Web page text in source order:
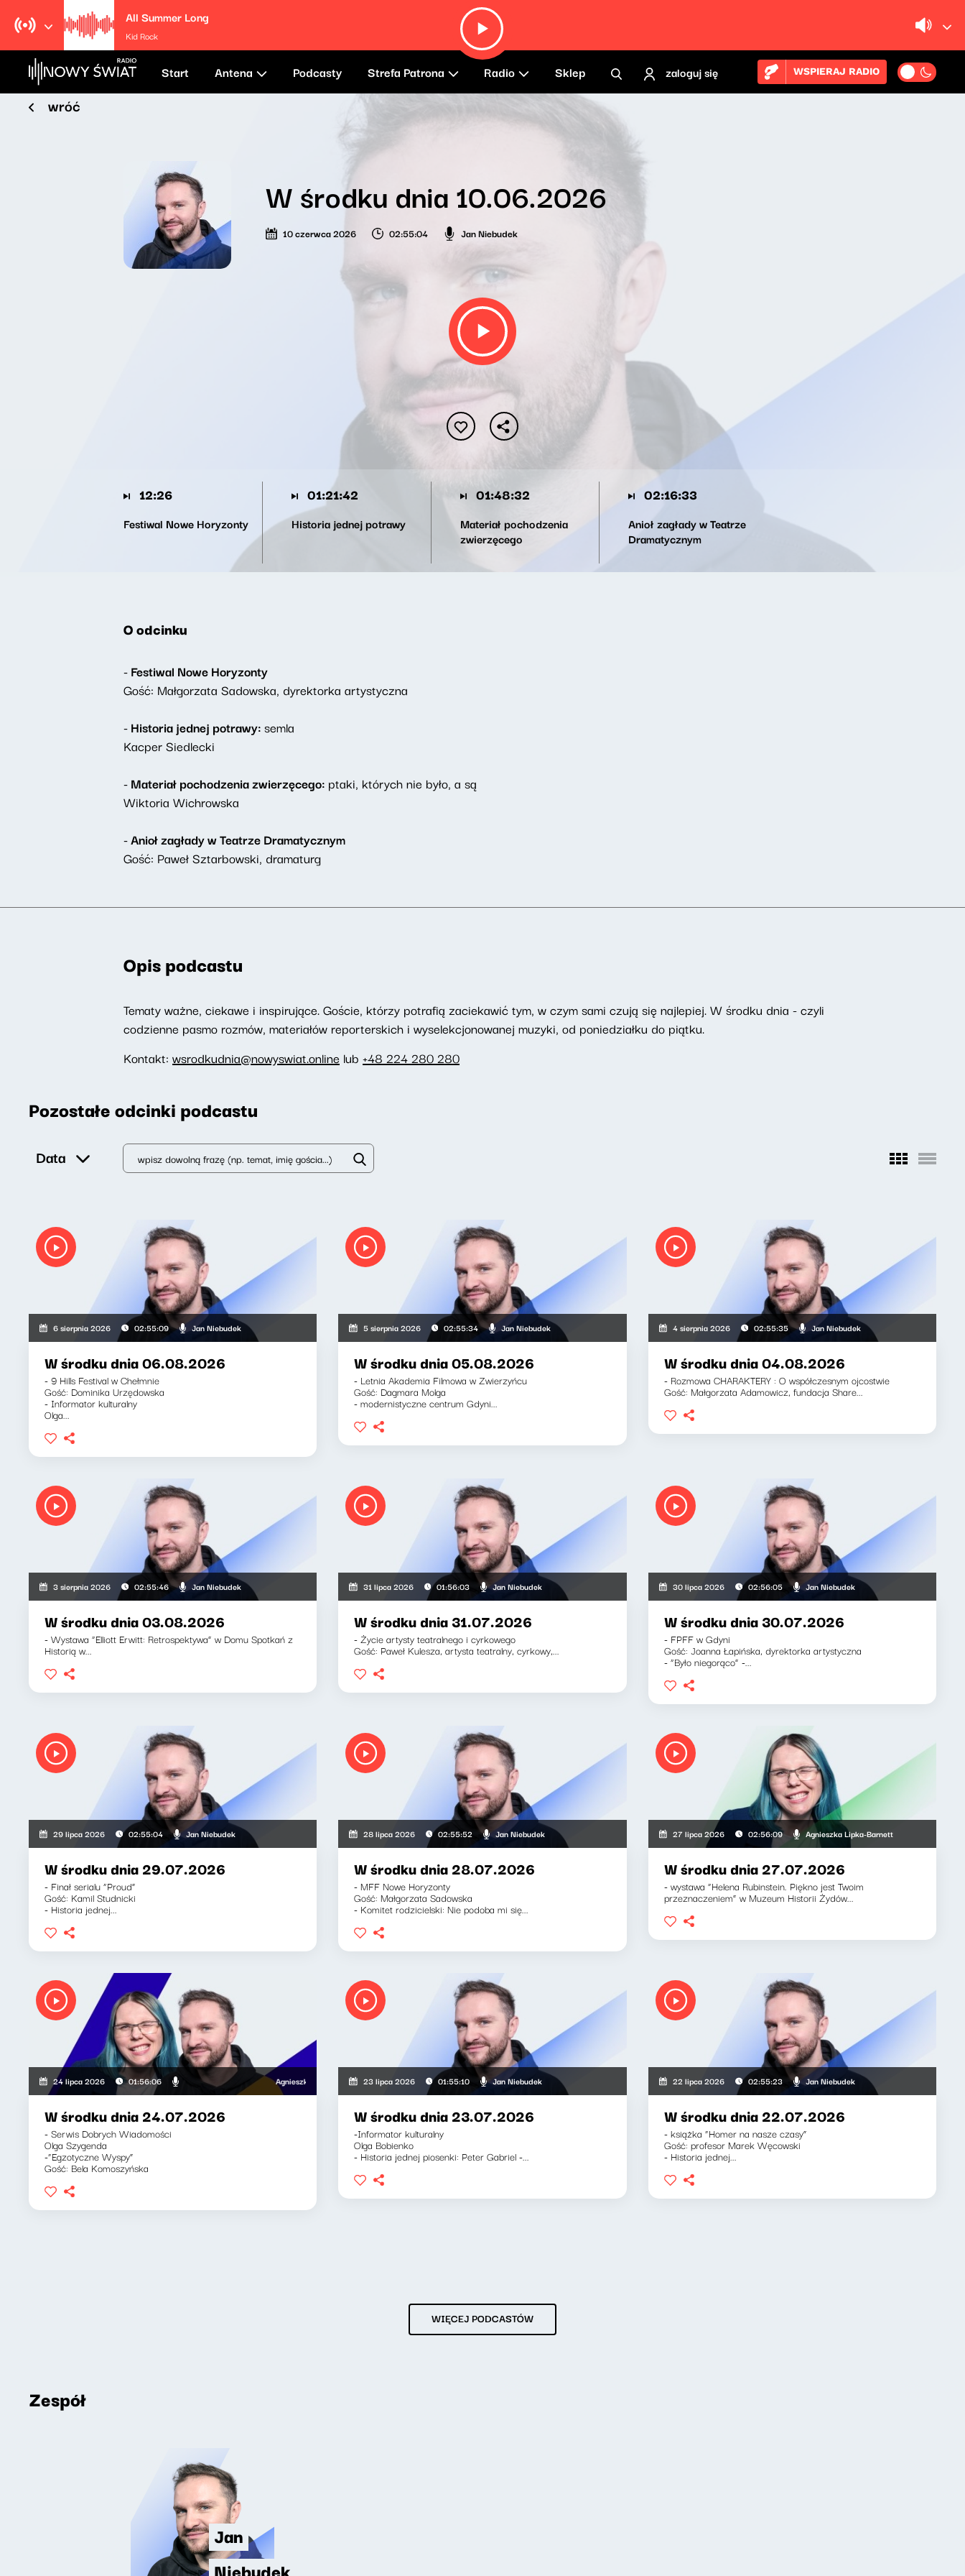
All Summer Long
Kid Rock
Start Antena Podcasty Strefa Patrona Radio Sklep zaloguj się WSPIERAJ RADIO
wróć
W środku dnia 10.06.2026
10 czerwca 2026 02:55:04 Jan Niebudek
12:26
Festiwal Nowe Horyzonty
01:21:42
Historia jednej potrawy
01:48:32
Materiał pochodzenia
zwierzęcego
02:16:33
Anioł zagłady w Teatrze
Dramatycznym
O odcinku
- Festiwal Nowe Horyzonty
Gość: Małgorzata Sadowska, dyrektorka artystyczna
- Historia jednej potrawy:semla
Kacper Siedlecki
- Materiał pochodzenia zwierzęcego: ptaki, których nie było, a są
Wiktoria Wichrowska
- Anioł zagłady w Teatrze Dramatycznym
Gość: Paweł Sztarbowski, dramaturg
Opis podcastu
Tematy ważne, ciekawe i inspirujące. Goście, którzy potrafią zaciekawić tym, w czym sami czują się najlepiej. W środku dnia - czyli
codzienne pasmo rozmów, materiałów reporterskich i wyselekcjonowanej muzyki, od poniedziałku do piątku.
Kontakt: wsrodkudnia@nowyswiat.online lub +48 224 280 280
Pozostałe odcinki podcastu
Data
6 sierpnia 2026 02:55:09 Jan Niebudek
W środku dnia 06.08.2026
- 9 Hills Festival w Chełmnie
Gość: Dominika Urzędowska
- Informator kulturalny
Olga...
5 sierpnia 2026 02:55:34 Jan Niebudek
W środku dnia 05.08.2026
- Letnia Akademia Filmowa w Zwierzyńcu
Gość: Dagmara Molga
- modernistyczne centrum Gdyni...
4 sierpnia 2026 02:55:35 Jan Niebudek
W środku dnia 04.08.2026
- Rozmowa CHARAKTERY : O współczesnym ojcostwie
Gość: Małgorzata Adamowicz, fundacja Share...
3 sierpnia 2026 02:55:46 Jan Niebudek
W środku dnia 03.08.2026
- Wystawa “Elliott Erwitt: Retrospektywa” w Domu Spotkań z
Historią w...
31 lipca 2026 01:56:03 Jan Niebudek
W środku dnia 31.07.2026
- Życie artysty teatralnego i cyrkowego
Gość: Paweł Kulesza, artysta teatralny, cyrkowy,...
30 lipca 2026 02:56:05 Jan Niebudek
W środku dnia 30.07.2026
- FPFF w Gdyni
Gość: Joanna Łapińska, dyrektorka artystyczna
- “Było niegorąco” -...
29 lipca 2026 02:55:04 Jan Niebudek
W środku dnia 29.07.2026
- Finał serialu “Proud”
Gość: Kamil Studnicki
- Historia jednej...
28 lipca 2026 02:55:52 Jan Niebudek
W środku dnia 28.07.2026
- MFF Nowe Horyzonty
Gość: Małgorzata Sadowska
- Komitet rodzicielski: Nie podoba mi się...
27 lipca 2026 02:56:09 Agnieszka Lipka-Barnett
W środku dnia 27.07.2026
- wystawa “Helena Rubinstein. Piękno jest Twoim
przeznaczeniem” w Muzeum Historii Żydów...
24 lipca 2026 01:56:06 Agnieszka Lipka-Barnett, Jan Niebudek
W środku dnia 24.07.2026
- Serwis Dobrych Wiadomości
Olga Szygenda
-“Egzotyczne Wyspy”
Gość: Bela Komoszyńska
23 lipca 2026 01:55:10 Jan Niebudek
W środku dnia 23.07.2026
-Informator kulturalny
Olga Bobienko
- Historia jednej piosenki: Peter Gabriel -...
22 lipca 2026 02:55:23 Jan Niebudek
W środku dnia 22.07.2026
- książka “Homer na nasze czasy”
Gość: profesor Marek Węcowski
- Historia jednej...
WIĘCEJ PODCASTÓW
Zespół
Jan
Niebudek